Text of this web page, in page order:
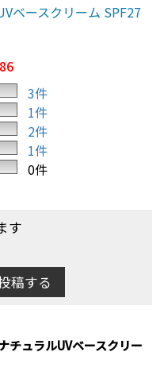
ベースクリーム SPF27
3件
1件
2件
1件
0件
す
稿する
チュラルUVベースクリー